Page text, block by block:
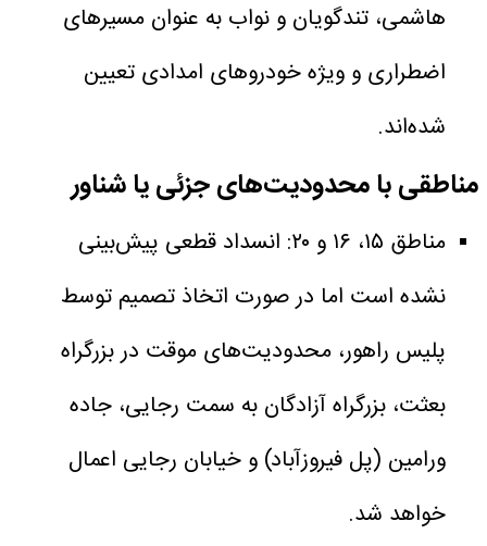
هاشمی، تندگویان و نواب به عنوان مسیرهای
اضطراری و ویژه خودروهای امدادی تعیین
شده‌اند.
مناطقی با محدودیت‌های جزئی یا شناور
مناطق ۱۵، ۱۶ و ۲۰: انسداد قطعی پیش‌بینی
نشده است اما در صورت اتخاذ تصمیم توسط
پلیس راهور، محدودیت‌های موقت در بزرگراه
بعثت، بزرگراه آزادگان به سمت رجایی، جاده
ورامین (پل فیروزآباد) و خیابان رجایی اعمال
خواهد شد.